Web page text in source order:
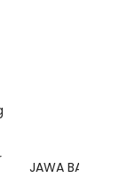
JAWA BARAT